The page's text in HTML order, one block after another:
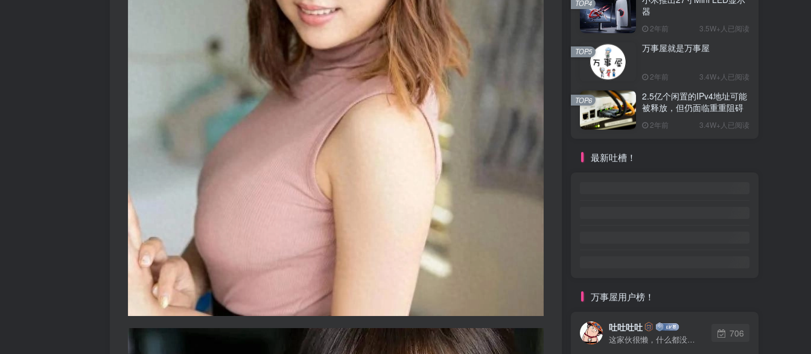
器
2年前 3.5W+人已阅读
TOP4
万事屋就是万事屋
2年前 3.4W+人已阅读
TOP5
2.5亿个闲置的IPv4地址可能
被释放，但仍面临重重阻碍
2年前 3.4W+人已阅读
TOP6
最新吐槽！
万事屋用户榜！
吐吐吐吐
这家伙很懒，什么都没有写...
706